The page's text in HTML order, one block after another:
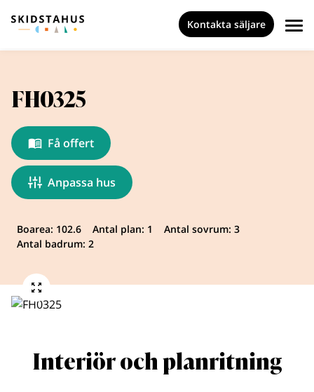
Kontakta säljare
FH0325
Få offert
Anpassa hus
Boarea: 102.6 Antal plan: 1
Antal sovrum: 3
Antal badrum: 2
Interiör och planritning